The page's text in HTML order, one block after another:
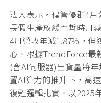
法人表示，儘管優群4
長假生產放緩而暫時月
4月營收年減1.87%，但
心。根據TrendForce最
(含AI伺服器)出貨量將
置AI算力的推升下，高
復甦邏輯扎實。以2025